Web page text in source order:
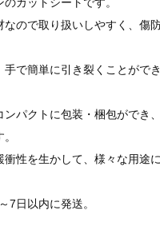
なので取り扱いしやすく、傷
手で簡単に引き裂くことがで
ンパクトに包装・梱包ができ
衝性を生かして、様々な用途
7日以内に発送。